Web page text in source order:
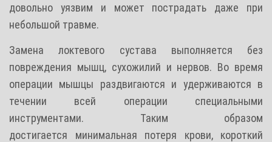
довольно уязвим и может пострадать даже при
небольшой травме.
Замена локтевого сустава выполняется без
повреждения мышц, сухожилий и нервов. Во время
операции мышцы раздвигаются и удерживаются в
течении всей операции специальными
инструментами. Таким образом
достигается минимальная потеря крови, короткий